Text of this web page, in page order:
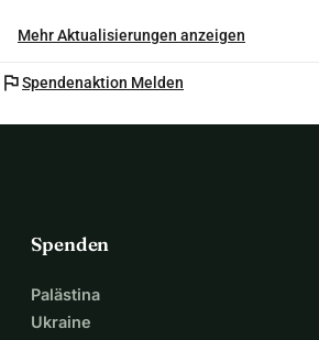
Mehr Aktualisierungen anzeigen
flagSpendenaktion Melden
Spenden
Palästina
Ukraine